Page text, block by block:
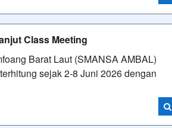
Class Meeting
Barat Laut (SMANSA AMBAL)
sejak 2-8 Juni 2026 dengan